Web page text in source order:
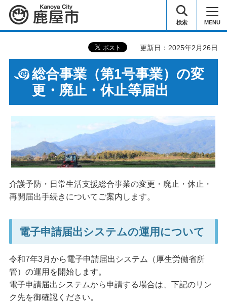
鹿屋市 検索 MENU
更新日：2025年2月26日
総合事業（第1号事業）の変
更・廃止・休止等届出
介護予防・日常生活支援総合事業の変更・廃止・休止・
再開届出手続きについてご案内します。
電子申請届出システムの運用について
令和7年3月から電子申請届出システム（厚生労働省所
管）の運用を開始します。
電子申請届出システムから申請する場合は、下記のリン
ク先を御確認ください。